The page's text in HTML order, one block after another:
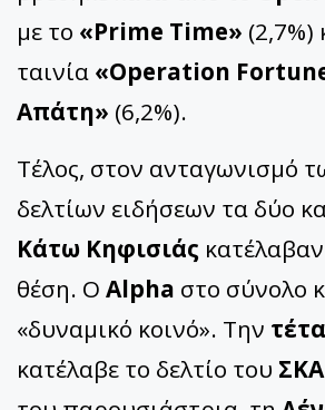
με το «Prime Time» (2,7%)
ταινία «Operation
Απάτη» (6,2%).
Τέλος, στον ανταγωνισμό
δελτίων ειδήσεων τα δύο
Κάτω Κηφισιάς
θέση. Ο Alpha στο σύνολο
«δυναμικό κοινό». Την
κατέλαβε το δελτίο του